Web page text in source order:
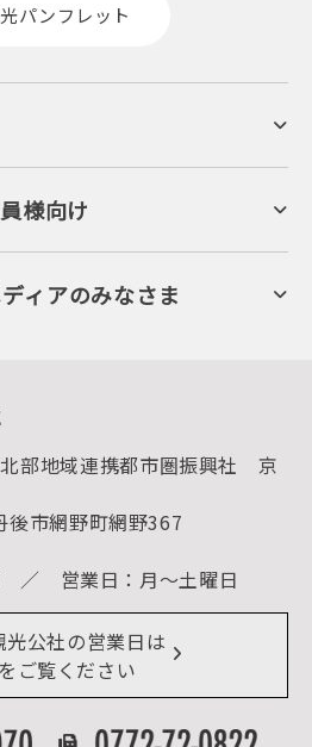
パンフレット
ング
空室検索）
ンセル
比較ページ）
ット
様向け
会員規程）
ィアのみなさま
北部地域連携都市圏振興社 京
後市網野町網野367
／ 営業日：月～土曜日
公社の営業日は
ご覧ください